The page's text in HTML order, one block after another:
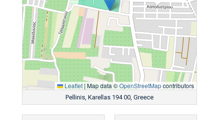
Leaflet | Map data ©OpenStreetMapcontributors
Pellinis, Karellas 194 00, Greece